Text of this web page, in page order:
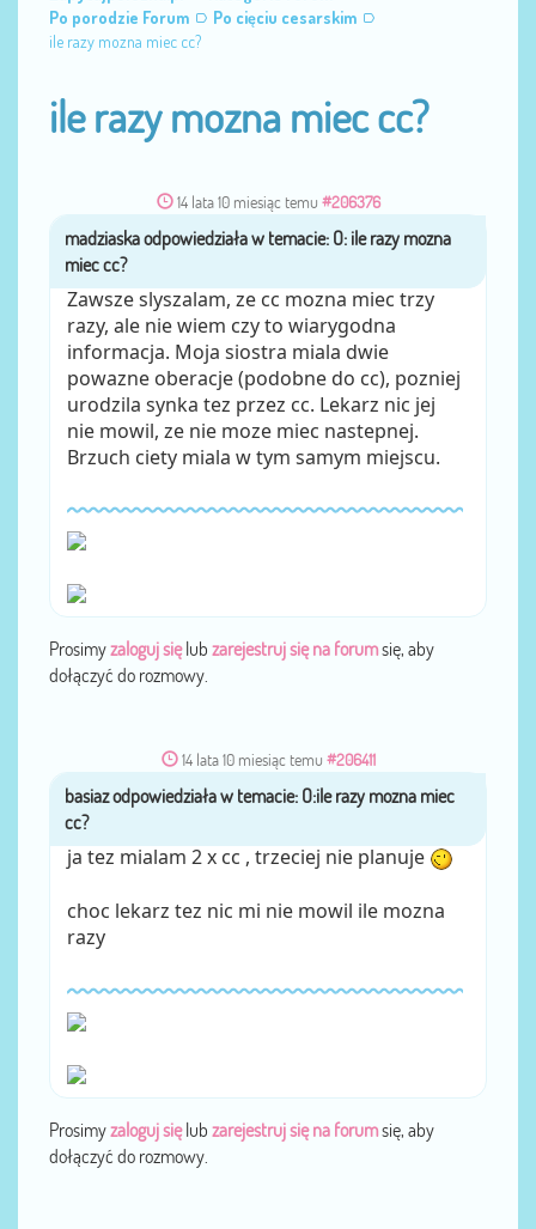
Po porodzie Forum
Po cięciu cesarskim
ile razy mozna miec cc?
ile razy mozna miec cc?
14 lata 10 miesiąc temu #206376
przezmadziaska
Zawsze slyszalam, ze cc mozna miec trzy
razy, ale nie wiem czy to wiarygodna
informacja. Moja siostra miala dwie
powazne oberacje (podobne do cc), pozniej
urodzila synka tez przez cc. Lekarz nic jej
nie mowil, ze nie moze miec nastepnej.
Brzuch ciety miala w tym samym miejscu.
Prosimyzaloguj sięlub zarejestruj się na forumsię, aby
dołączyć do rozmowy.
14 lata 10 miesiąc temu #206411
przezbasiaz
ja tez mialam 2 x cc , trzeciej nie planuje
choc lekarz tez nic mi nie mowil ile mozna
razy
Prosimyzaloguj sięlub zarejestruj się na forumsię, aby
dołączyć do rozmowy.